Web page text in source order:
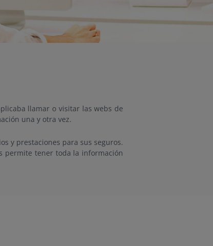
llamar o visitar las webs de
una y otra vez.
y prestaciones para sus seguros.
permite tener toda la información